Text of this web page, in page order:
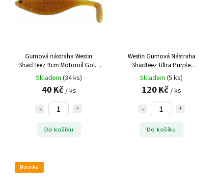
Gumová nástraha Westin
ShadTeez 9cm Motoroil Gold
(1ks)
Skladem (34 ks)
40 Kč / ks
Do košíku
Westin Gumová Nástraha
Shadteez Ultra Purple
Chartreuse 2 ks - 12 cm 7 g
Skladem (5 ks)
120 Kč / ks
Do košíku
Novinka